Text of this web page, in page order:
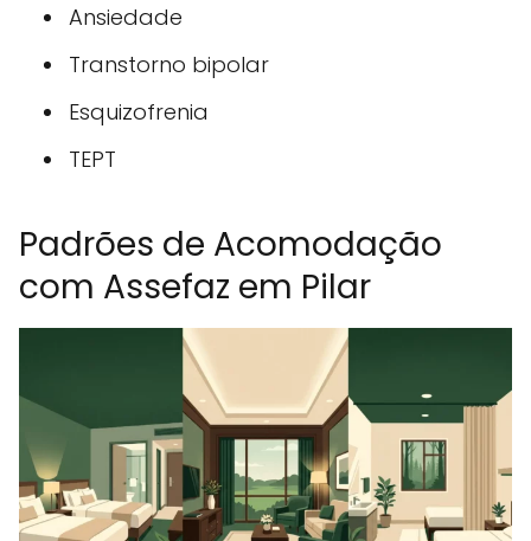
Ansiedade
Transtorno bipolar
Esquizofrenia
TEPT
Padrões de Acomodação
com Assefaz em Pilar